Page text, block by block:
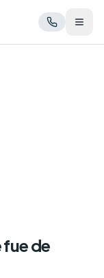
Abrir
fue de